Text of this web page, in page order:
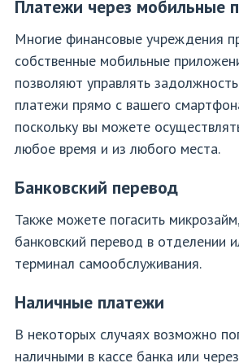
Платежи через мобильные
Многие финансовые учреждения
собственные мобильные
позволяют управлять
платежи прямо с вашего
поскольку вы можете
любое время и из любого места.
Банковский перевод
Также можете погасить
банковский перевод в отделении
терминал самообслуживания.
Наличные платежи
В некоторых случаях возможно
наличными в кассе банка или